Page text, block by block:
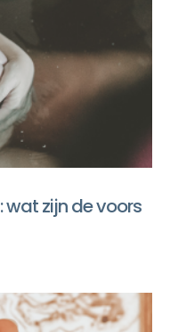
wat zijn de voors